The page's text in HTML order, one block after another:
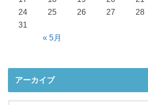
« 5月
24
25 26 27 28
31
アーカイブ